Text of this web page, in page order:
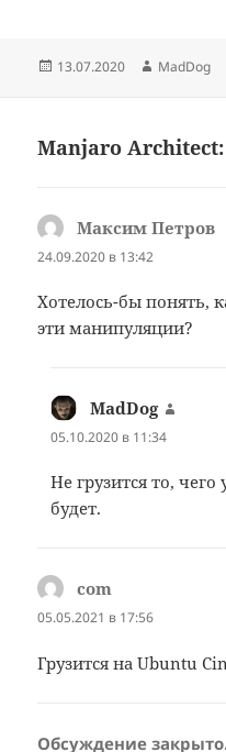
Опубликовано
13.07.2020 Автор
MadDog
Manjaro
Максим Петров
24.09.2020 в 13:42
Хотелось-бы понять,
эти манипуляции?
MadDog
05.10.2020 в 11:34
Не грузится то,
будет.
com
05.05.2021 в 17:56
Грузится на Ubuntu
Обсуждение